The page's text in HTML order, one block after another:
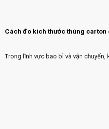
Cách đo kích thước thùng carton
Trong lĩnh vực bao bì và vận chuyển,